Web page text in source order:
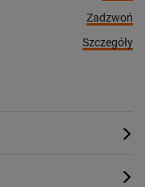
Zadzwoń
Szczegóły